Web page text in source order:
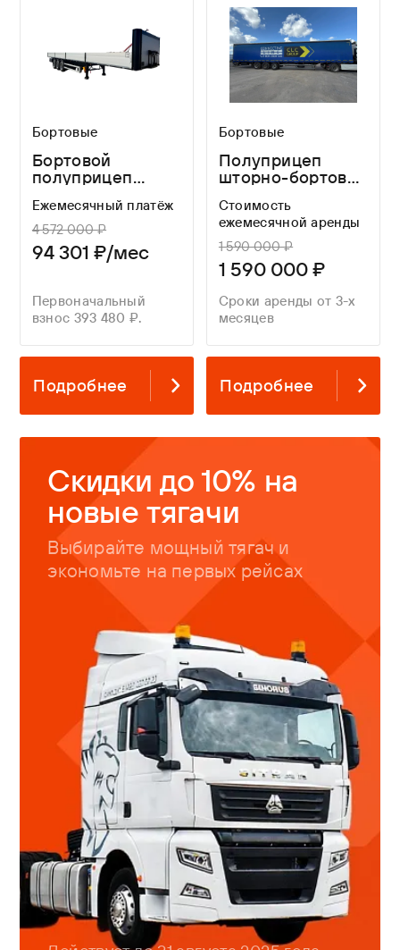
Бортовые
Бортовой
полуприцеп
CRL4
Ежемесячный платёж
4 572 000 ₽
94 301 ₽/мес
Первоначальный
взнос 393 480 ₽.
Подробнее
Бортовые
Полуприцеп
шторно-бортовой
закладными, без
ящика, без
коников
Стоимость
ежемесячной аренды
1 590 000 ₽
1 590 000 ₽
Сроки аренды от 3-х
месяцев
Подробнее
Скидки до 10% на
новые тягачи
Выбирайте мощный тягач и
экономьте на первых рейсах